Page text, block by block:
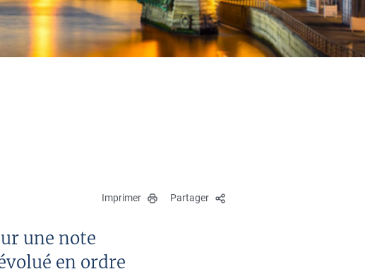
Imprimer Partager
une note
en ordre